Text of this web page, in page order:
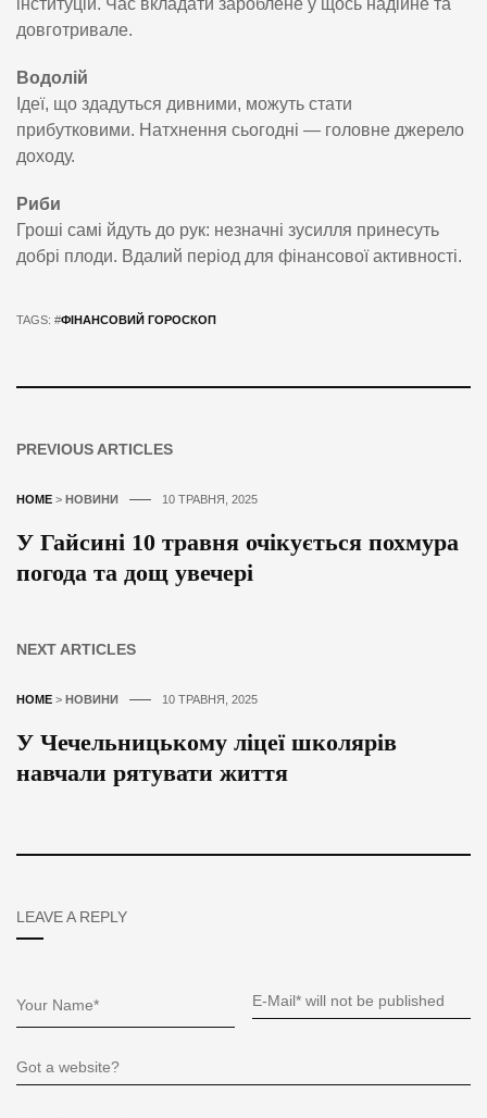
довготривале.
Водолій
Ідеї, що здадуться дивними, можуть стати
прибутковими. Натхнення сьогодні — головне джерело
доходу.
Риби
Гроші самі йдуть до рук: незначні зусилля принесуть
добрі плоди. Вдалий період для фінансової активності.
TAGS: #ФІНАНСОВИЙ ГОРОСКОП
PREVIOUS ARTICLES
HOME > НОВИНИ 10 ТРАВНЯ, 2025
У Гайсині 10 травня очікується похмура
погода та дощ увечері
NEXT ARTICLES
HOME > НОВИНИ 10 ТРАВНЯ, 2025
У Чечельницькому ліцеї школярів
навчали рятувати життя
LEAVE A REPLY